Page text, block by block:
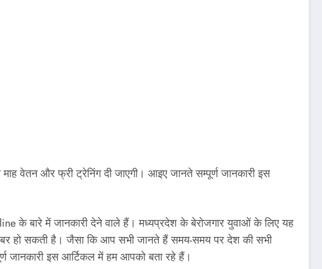
और फ्री ट्रेनिंग दी जाएगी। आइए जानते सम्पूर्ण जानकारी इस
के बारे में जानकारी देने वाले हैं। मध्यप्रदेश के बेरोजगार युवाओं के लिए यह
हो सकती है। जैसा कि आप सभी जानते हैं समय-समय पर देश की सभी
जानकारी इस आर्टिकल में हम आपको बता रहे हैं।